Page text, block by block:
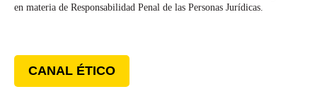
en materia de Responsabilidad Penal de las Personas Jurídicas.
CANAL ÉTICO